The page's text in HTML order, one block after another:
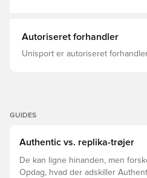
Autoriseret forhandler
Unisport er autoriseret
GUIDES
Authentic vs. replika-trøjer
De kan ligne hinanden, men
Opdag, hvad der adskiller